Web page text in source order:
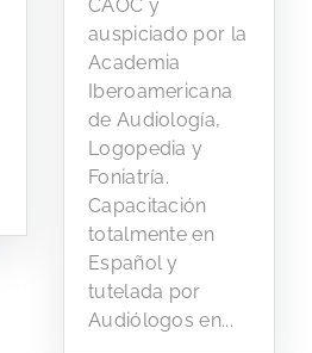
CAOC y
auspiciado por la
Academia
Iberoamericana
de Audiología,
Logopedia y
Foniatría.
Capacitación
totalmente en
Español y
tutelada por
Audiólogos en...